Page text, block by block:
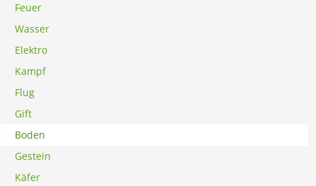
Feuer
Wasser
Elektro
Kampf
Flug
Gift
Boden
Gestein
Käfer